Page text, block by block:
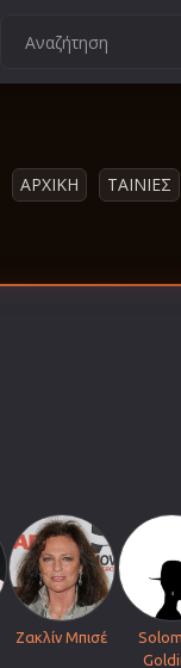
ΑΡΧΙΚΗ ΤΑΙΝΙΕΣ
Ζακλίν Μπισέ